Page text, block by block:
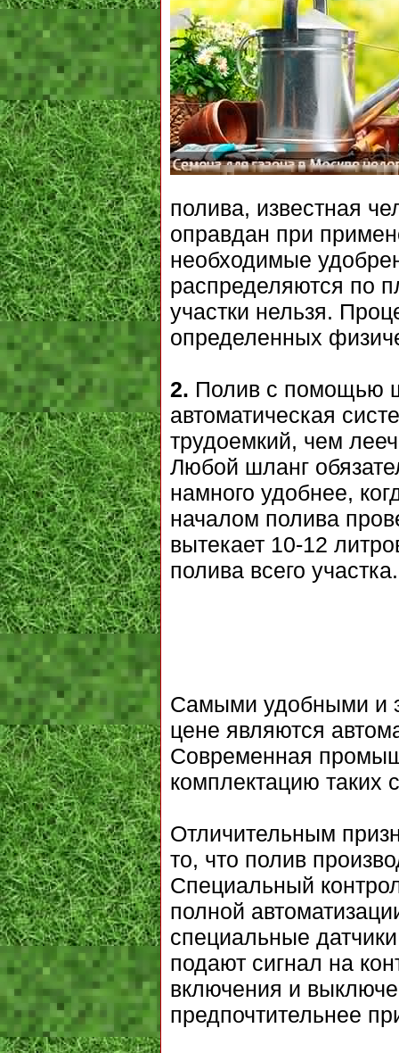
полива, известная
оправдан при
необходимые
распределяются по
участки нельзя.
определенных
2. Полив с помощью
автоматическая
трудоемкий, чем
Любой шланг
намного удобнее,
началом полива
вытекает 10-12
полива всего участка.
Самыми удобными и
цене являются
Современная
комплектацию таких
Отличительным
то, что полив
Специальный
полной
специальные
подают сигнал на
включения и
предпочтительнее